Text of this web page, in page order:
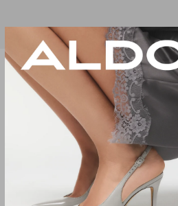
Sale
MẮT KÍNH NỮ
299,000₫ 650,000₫